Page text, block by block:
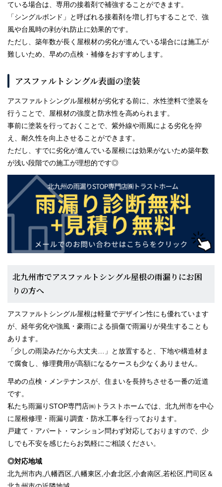
ている場合は、専用の接着剤で補強することができます。
「シングルボンド」と呼ばれる接着剤を増し打ちすることで、強
風や台風時の剥がれ防止に効果的です。
ただし、築年数が長く屋根材の劣化が進んでいる場合には施工が
難しいため、早めの点検・補修をおすすめします。
アスファルトシングル表面の塗装
アスファルトシングル屋根材が劣化する前に、水性塗料で塗装を
行うことで、屋根材の強度と防水性を高められます。
事前に塗装を行っておくことで、紫外線や雨風による劣化を抑
え、耐久性を向上させることができます。
ただし、すでに劣化が進んでいる屋根には効果がないため築年数
が浅い段階での施工が理想的です◎
北九州市でアスファルトシングル屋根の雨漏りにお困
りの方へ
アスファルトシングル屋根は軽量でデザイン性にも優れています
が、経年劣化や強風・豪雨による損傷で雨漏りが発生することも
あります。
「少しの雨染みだから大丈夫…」と放置すると、下地や構造材ま
で腐食し、修理費用が高額になるケースも少なくありません。
早めの点検・メンテナンスが、住まいを長持ちさせる一番の近道
です。
私たち雨漏りSTOP専門店㈱トラストホームでは、北九州市を中心
に屋根修理・雨漏り調査・防水工事を行っております。
戸建て・アパート・マンション問わず対応しておりますので、少
しでも不安を感じたらお気軽にご相談ください。
◎対応地域
北九州市内,八幡西区,八幡東区,小倉北区,小倉南区,若松区,門司区＆